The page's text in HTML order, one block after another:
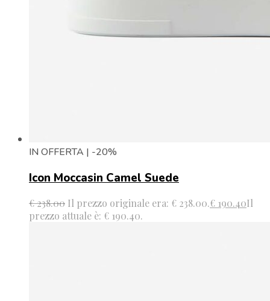
IN OFFERTA | -20%
Icon Moccasin Camel Suede
€238.00 Il prezzo originale era: € 238.00.€ 190.40Il
prezzo attuale è: € 190.40.